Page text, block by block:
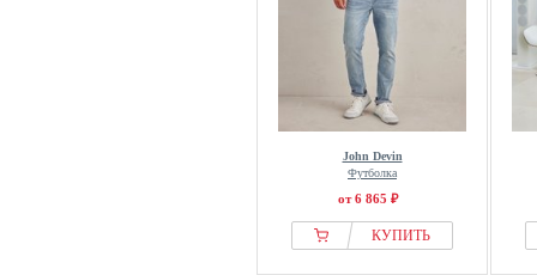
John Devin
Футболка
от 6 865 ₽
КУПИТЬ